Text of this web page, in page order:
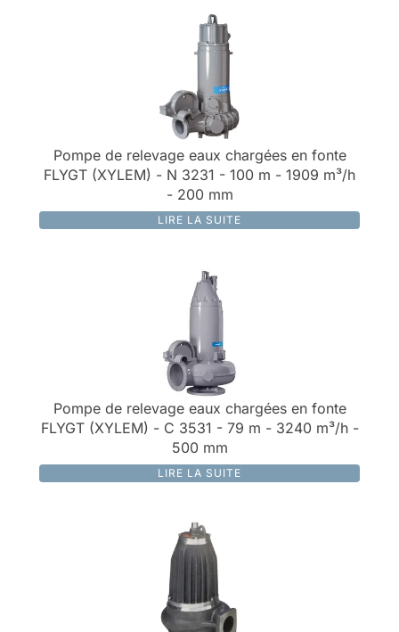
Pompe de relevage eaux chargées en fonte
FLYGT (XYLEM) - N 3231 - 100 m - 1909 m³/h
- 200 mm
LIRE LA SUITE
Pompe de relevage eaux chargées en fonte
FLYGT (XYLEM) - C 3531 - 79 m - 3240 m³/h -
500 mm
LIRE LA SUITE